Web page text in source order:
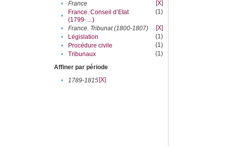
•
France
[X]
•
France. Conseil d’Etat
(1799-....)
(1)
• France. Tribunat (1800-1807)
[X]
•
Législation
(1)
•
Procédure civile
(1)
•
Tribunaux
(1)
Affiner par période
•
1789-1815[X]